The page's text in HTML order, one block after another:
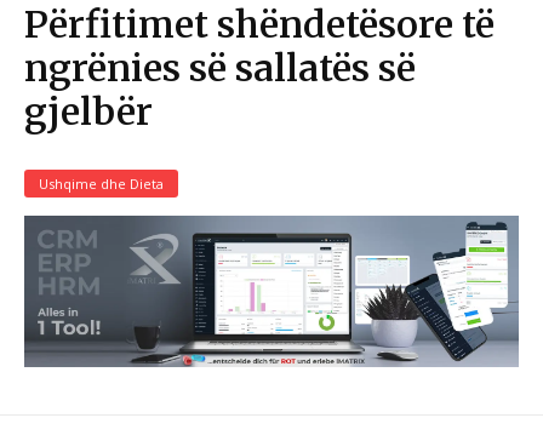
Përfitimet shëndetësore të
ngrënies së sallatës së
gjelbër
Ushqime dhe Dieta